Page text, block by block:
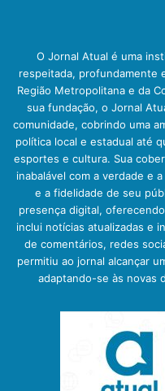
O Jornal Atual é uma
respeitada, profundamente
Região Metropolitana e da
sua fundação, o Jornal
comunidade, cobrindo uma
política local e estadual até
esportes e cultura. Sua
inabalável com a verdade e
e a fidelidade de seu
presença digital,
inclui notícias atualizadas e
de comentários, redes
permitiu ao jornal alcançar
adaptando-se às novas